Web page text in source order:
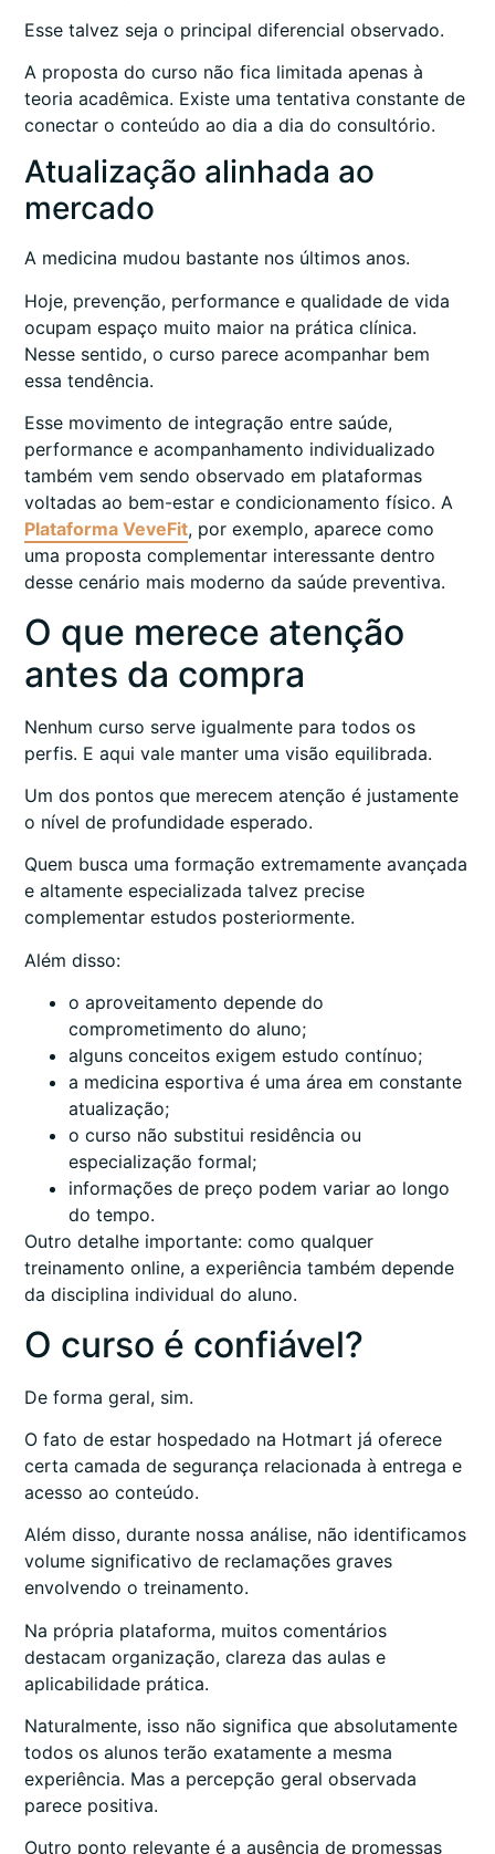
Esse talvez seja o principal diferencial observado.
A proposta do curso não fica limitada apenas à
teoria acadêmica. Existe uma tentativa constante de
conectar o conteúdo ao dia a dia do consultório.
Atualização alinhada ao
mercado
A medicina mudou bastante nos últimos anos.
Hoje, prevenção, performance e qualidade de vida
ocupam espaço muito maior na prática clínica.
Nesse sentido, o curso parece acompanhar bem
essa tendência.
Esse movimento de integração entre saúde,
performance e acompanhamento individualizado
também vem sendo observado em plataformas
voltadas ao bem-estar e condicionamento físico. A
Plataforma VeveFit, por exemplo, aparece como
uma proposta complementar interessante dentro
desse cenário mais moderno da saúde preventiva.
O que merece atenção
antes da compra
Nenhum curso serve igualmente para todos os
perfis. E aqui vale manter uma visão equilibrada.
Um dos pontos que merecem atenção é justamente
o nível de profundidade esperado.
Quem busca uma formação extremamente avançada
e altamente especializada talvez precise
complementar estudos posteriormente.
Além disso:
o aproveitamento depende do
comprometimento do aluno;
alguns conceitos exigem estudo contínuo;
a medicina esportiva é uma área em constante
atualização;
o curso não substitui residência ou
especialização formal;
informações de preço podem variar ao longo
do tempo.
Outro detalhe importante: como qualquer
treinamento online, a experiência também depende
da disciplina individual do aluno.
O curso é confiável?
De forma geral, sim.
O fato de estar hospedado na Hotmart já oferece
certa camada de segurança relacionada à entrega e
acesso ao conteúdo.
Além disso, durante nossa análise, não identificamos
volume significativo de reclamações graves
envolvendo o treinamento.
Na própria plataforma, muitos comentários
destacam organização, clareza das aulas e
aplicabilidade prática.
Naturalmente, isso não significa que absolutamente
todos os alunos terão exatamente a mesma
experiência. Mas a percepção geral observada
parece positiva.
Outro ponto relevante é a ausência de promessas